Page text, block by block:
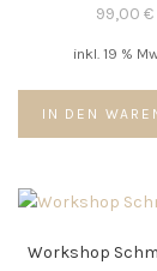
99,00€
inkl. 19 %
IN DEN
Workshop